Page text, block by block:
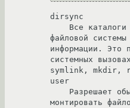
dirsync
файловой
информации. Это
системных
symlink, mkdir,
user
монтировать